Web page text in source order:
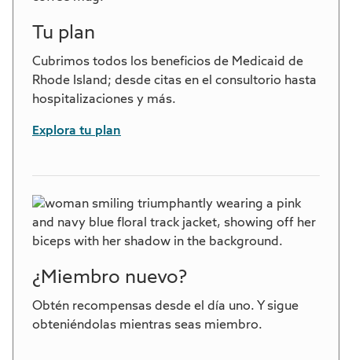
Tu plan
Cubrimos todos los beneficios de Medicaid de
Rhode Island; desde citas en el consultorio hasta
hospitalizaciones y más.
Explora tu plan
¿Miembro nuevo?
Obtén recompensas desde el día uno. Y sigue
obteniéndolas mientras seas miembro.